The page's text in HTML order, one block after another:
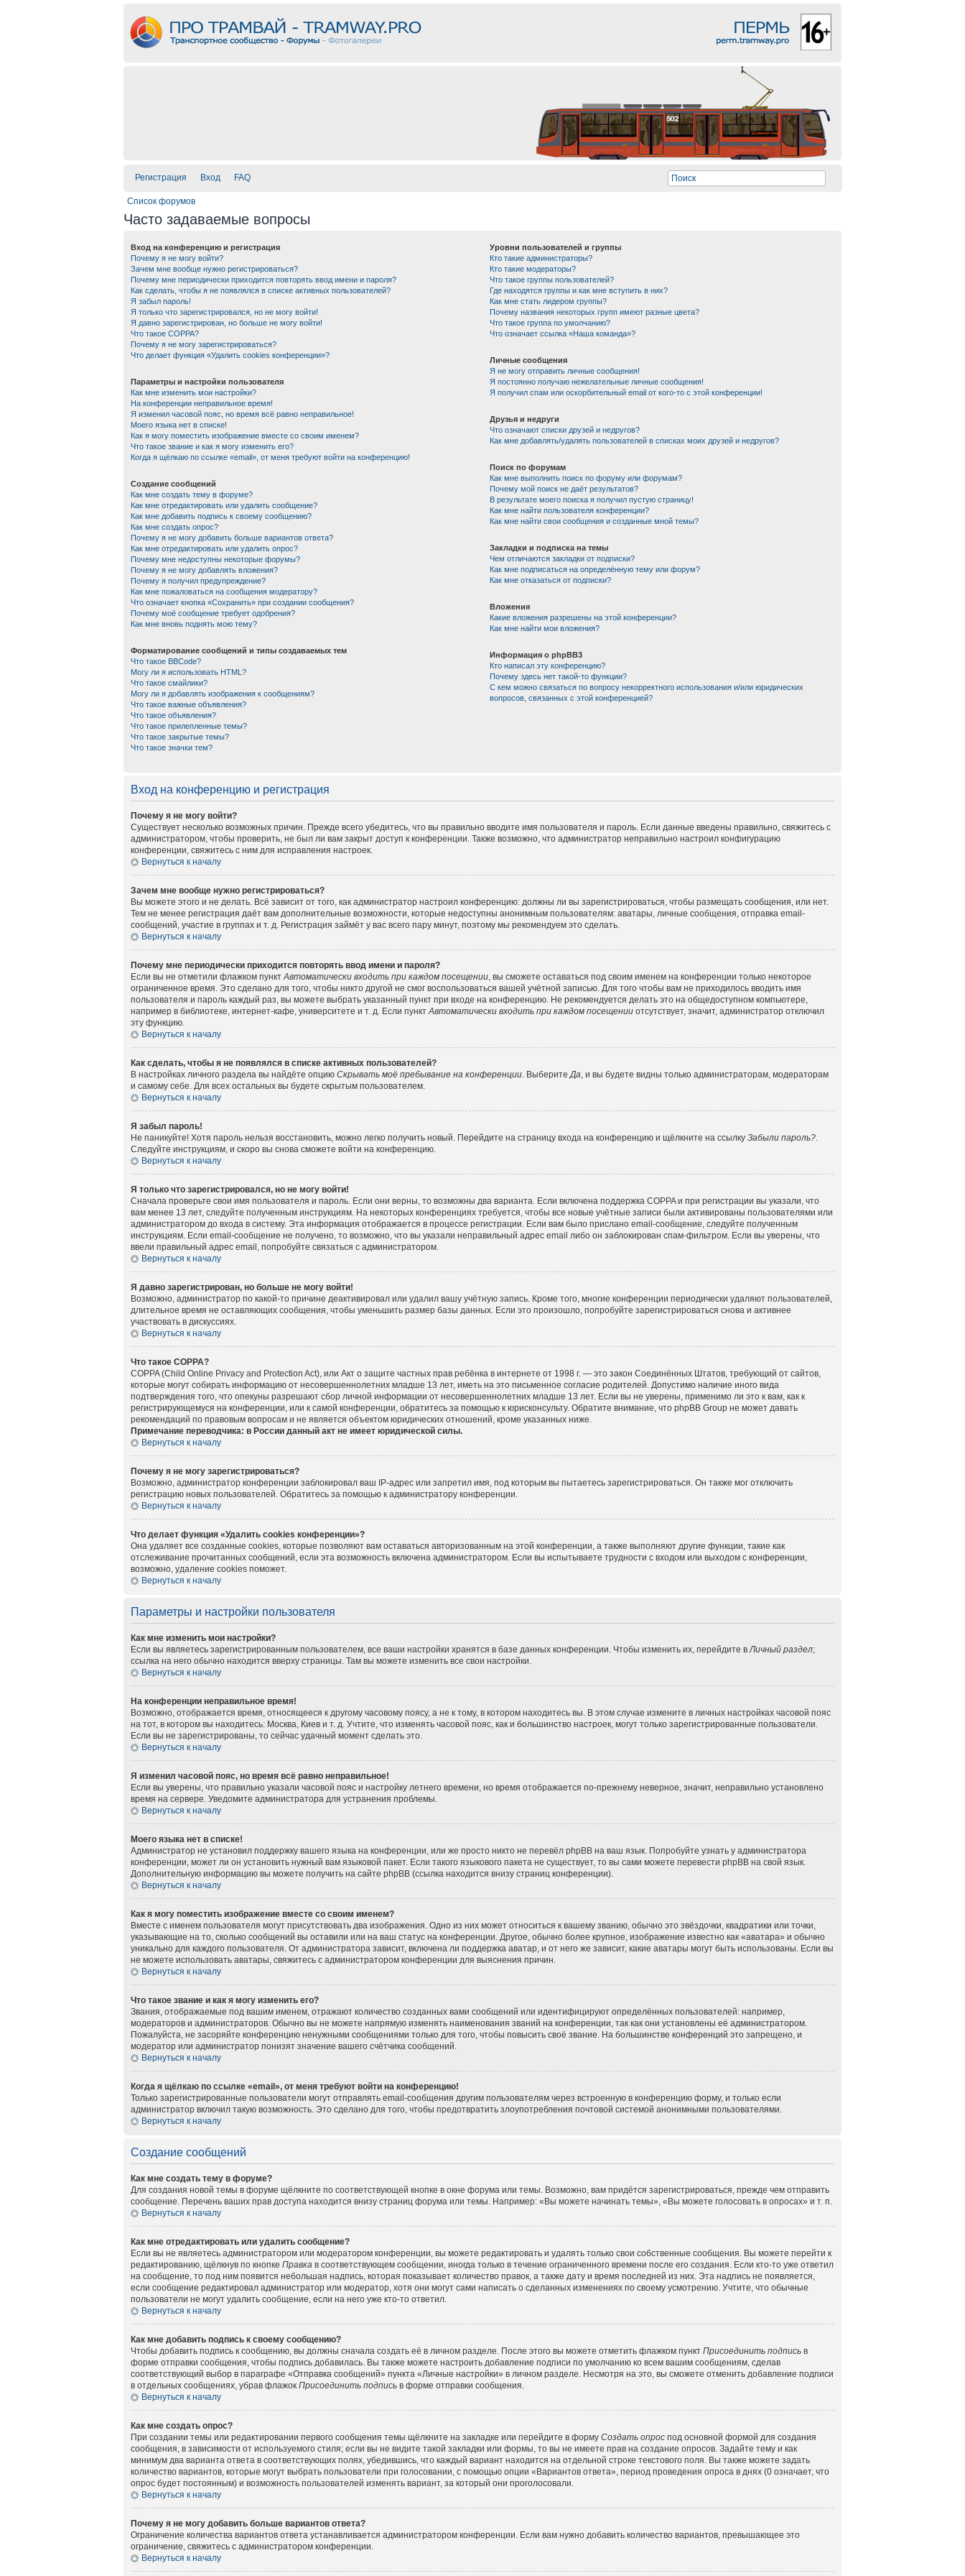
Регистрация Вход FAQ
Список форумов
Часто задаваемые вопросы
Вход на конференцию и регистрация
Почему я не могу войти?
Зачем мне вообще нужно регистрироваться?
Почему мне периодически приходится повторять ввод имени и пароля?
Как сделать, чтобы я не появлялся в списке активных пользователей?
Я забыл пароль!
Я только что зарегистрировался, но не могу войти!
Я давно зарегистрирован, но больше не могу войти!
Что такое COPPA?
Почему я не могу зарегистрироваться?
Что делает функция «Удалить cookies конференции»?
Параметры и настройки пользователя
Как мне изменить мои настройки?
На конференции неправильное время!
Я изменил часовой пояс, но время всё равно неправильное!
Моего языка нет в списке!
Как я могу поместить изображение вместе со своим именем?
Что такое звание и как я могу изменить его?
Когда я щёлкаю по ссылке «email», от меня требуют войти на конференцию!
Создание сообщений
Как мне создать тему в форуме?
Как мне отредактировать или удалить сообщение?
Как мне добавить подпись к своему сообщению?
Как мне создать опрос?
Почему я не могу добавить больше вариантов ответа?
Как мне отредактировать или удалить опрос?
Почему мне недоступны некоторые форумы?
Почему я не могу добавлять вложения?
Почему я получил предупреждение?
Как мне пожаловаться на сообщения модератору?
Что означает кнопка «Сохранить» при создании сообщения?
Почему моё сообщение требует одобрения?
Как мне вновь поднять мою тему?
Форматирование сообщений и типы создаваемых тем
Что такое BBCode?
Могу ли я использовать HTML?
Что такое смайлики?
Могу ли я добавлять изображения к сообщениям?
Что такое важные объявления?
Что такое объявления?
Что такое прилепленные темы?
Что такое закрытые темы?
Что такое значки тем?
Уровни пользователей и группы
Кто такие администраторы?
Кто такие модераторы?
Что такое группы пользователей?
Где находятся группы и как мне вступить в них?
Как мне стать лидером группы?
Почему названия некоторых групп имеют разные цвета?
Что такое группа по умолчанию?
Что означает ссылка «Наша команда»?
Личные сообщения
Я не могу отправить личные сообщения!
Я постоянно получаю нежелательные личные сообщения!
Я получил спам или оскорбительный email от кого-то с этой конференции!
Друзья и недруги
Что означают списки друзей и недругов?
Как мне добавлять/удалять пользователей в списках моих друзей и недругов?
Поиск по форумам
Как мне выполнить поиск по форуму или форумам?
Почему мой поиск не даёт результатов?
В результате моего поиска я получил пустую страницу!
Как мне найти пользователя конференции?
Как мне найти свои сообщения и созданные мной темы?
Закладки и подписка на темы
Чем отличаются закладки от подписки?
Как мне подписаться на определённую тему или форум?
Как мне отказаться от подписки?
Вложения
Какие вложения разрешены на этой конференции?
Как мне найти мои вложения?
Информация о phpBB3
Кто написал эту конференцию?
Почему здесь нет такой-то функции?
С кем можно связаться по вопросу некорректного использования и/или юридических
вопросов, связанных с этой конференцией?
Вход на конференцию и регистрация
Почему я не могу войти?
Существует несколько возможных причин. Прежде всего убедитесь, что вы правильно вводите имя пользователя и пароль. Если данные введены правильно, свяжитесь с
администратором, чтобы проверить, не был ли вам закрыт доступ к конференции. Также возможно, что администратор неправильно настроил конфигурацию
конференции, свяжитесь с ним для исправления настроек.
Вернуться к началу
Зачем мне вообще нужно регистрироваться?
Вы можете этого и не делать. Всё зависит от того, как администратор настроил конференцию: должны ли вы зарегистрироваться, чтобы размещать сообщения, или нет.
Тем не менее регистрация даёт вам дополнительные возможности, которые недоступны анонимным пользователям: аватары, личные сообщения, отправка email-
сообщений, участие в группах и т. д. Регистрация займёт у вас всего пару минут, поэтому мы рекомендуем это сделать.
Вернуться к началу
Почему мне периодически приходится повторять ввод имени и пароля?
Если вы не отметили флажком пунктАвтоматически входить при каждом посещении, вы сможете оставаться под своим именем на конференции только некоторое
ограниченное время. Это сделано для того, чтобы никто другой не смог воспользоваться вашей учётной записью. Для того чтобы вам не приходилось вводить имя
пользователя и пароль каждый раз, вы можете выбрать указанный пункт при входе на конференцию. Не рекомендуется делать это на общедоступном компьютере,
например в библиотеке, интернет-кафе, университете и т. д. Если пунктАвтоматически входить при каждом посещении отсутствует, значит, администратор отключил
эту функцию.
Вернуться к началу
Как сделать, чтобы я не появлялся в списке активных пользователей?
В настройках личного раздела вы найдёте опцию Скрывать моё пребывание на конференции. ВыберитеДа, и вы будете видны только администраторам, модераторам
и самому себе. Для всех остальных вы будете скрытым пользователем.
Вернуться к началу
Я забыл пароль!
Не паникуйте! Хотя пароль нельзя восстановить, можно легко получить новый. Перейдите на страницу входа на конференцию и щёлкните на ссылку Забыли пароль?.
Следуйте инструкциям, и скоро вы снова сможете войти на конференцию.
Вернуться к началу
Я только что зарегистрировался, но не могу войти!
Сначала проверьте свои имя пользователя и пароль. Если они верны, то возможны два варианта. Если включена поддержка COPPA и при регистрации вы указали, что
вам менее 13 лет, следуйте полученным инструкциям. На некоторых конференциях требуется, чтобы все новые учётные записи были активированы пользователями или
администратором до входа в систему. Эта информация отображается в процессе регистрации. Если вам было прислано email-сообщение, следуйте полученным
инструкциям. Если email-сообщение не получено, то возможно, что вы указали неправильный адрес email либо он заблокирован спам-фильтром. Если вы уверены, что
ввели правильный адрес email, попробуйте связаться с администратором.
Вернуться к началу
Я давно зарегистрирован, но больше не могу войти!
Возможно, администратор по какой-то причине деактивировал или удалил вашу учётную запись. Кроме того, многие конференции периодически удаляют пользователей,
длительное время не оставляющих сообщения, чтобы уменьшить размер базы данных. Если это произошло, попробуйте зарегистрироваться снова и активнее
участвовать в дискуссиях.
Вернуться к началу
Что такое COPPA?
COPPA (Child Online Privacy and Protection Act), или Акт о защите частных прав ребёнка в интернете от 1998 г. — это закон Соединённых Штатов, требующий от сайтов,
которые могут собирать информацию от несовершеннолетних младше 13 лет, иметь на это письменное согласие родителей. Допустимо наличие иного вида
подтверждения того, что опекуны разрешают сбор личной информации от несовершеннолетних младше 13 лет. Если вы не уверены, применимо ли это к вам, как к
регистрирующемуся на конференции, или к самой конференции, обратитесь за помощью к юрисконсульту. Обратите внимание, что phpBB Group не может давать
рекомендаций по правовым вопросам и не является объектом юридических отношений, кроме указанных ниже.
Примечание переводчика: в России данный акт не имеет юридической силы.
Вернуться к началу
Почему я не могу зарегистрироваться?
Возможно, администратор конференции заблокировал ваш IP-адрес или запретил имя, под которым вы пытаетесь зарегистрироваться. Он также мог отключить
регистрацию новых пользователей. Обратитесь за помощью к администратору конференции.
Вернуться к началу
Что делает функция «Удалить cookies конференции»?
Она удаляет все созданные cookies, которые позволяют вам оставаться авторизованным на этой конференции, а также выполняют другие функции, такие как
отслеживание прочитанных сообщений, если эта возможность включена администратором. Если вы испытываете трудности с входом или выходом с конференции,
возможно, удаление cookies поможет.
Вернуться к началу
Параметры и настройки пользователя
Как мне изменить мои настройки?
Если вы являетесь зарегистрированным пользователем, все ваши настройки хранятся в базе данных конференции. Чтобы изменить их, перейдите вЛичный раздел;
ссылка на него обычно находится вверху страницы. Там вы можете изменить все свои настройки.
Вернуться к началу
На конференции неправильное время!
Возможно, отображается время, относящееся к другому часовому поясу, а не к тому, в котором находитесь вы. В этом случае измените в личных настройках часовой пояс
на тот, в котором вы находитесь: Москва, Киев и т. д. Учтите, что изменять часовой пояс, как и большинство настроек, могут только зарегистрированные пользователи.
Если вы не зарегистрированы, то сейчас удачный момент сделать это.
Вернуться к началу
Я изменил часовой пояс, но время всё равно неправильное!
Если вы уверены, что правильно указали часовой пояс и настройку летнего времени, но время отображается по-прежнему неверное, значит, неправильно установлено
время на сервере. Уведомите администратора для устранения проблемы.
Вернуться к началу
Моего языка нет в списке!
Администратор не установил поддержку вашего языка на конференции, или же просто никто не перевёл phpBB на ваш язык. Попробуйте узнать у администратора
конференции, может ли он установить нужный вам языковой пакет. Если такого языкового пакета не существует, то вы сами можете перевести phpBB на свой язык.
Дополнительную информацию вы можете получить на сайте phpBB (ссылка находится внизу страниц конференции).
Вернуться к началу
Как я могу поместить изображение вместе со своим именем?
Вместе с именем пользователя могут присутствовать два изображения. Одно из них может относиться к вашему званию, обычно это звёздочки, квадратики или точки,
указывающие на то, сколько сообщений вы оставили или на ваш статус на конференции. Другое, обычно более крупное, изображение известно как «аватара» и обычно
уникально для каждого пользователя. От администратора зависит, включена ли поддержка аватар, и от него же зависит, какие аватары могут быть использованы. Если вы
не можете использовать аватары, свяжитесь с администратором конференции для выяснения причин.
Вернуться к началу
Что такое звание и как я могу изменить его?
Звания, отображаемые под вашим именем, отражают количество созданных вами сообщений или идентифицируют определённых пользователей: например,
модераторов и администраторов. Обычно вы не можете напрямую изменять наименования званий на конференции, так как они установлены её администратором.
Пожалуйста, не засоряйте конференцию ненужными сообщениями только для того, чтобы повысить своё звание. На большинстве конференций это запрещено, и
модератор или администратор понизят значение вашего счётчика сообщений.
Вернуться к началу
Когда я щёлкаю по ссылке «email», от меня требуют войти на конференцию!
Только зарегистрированные пользователи могут отправлять email-сообщения другим пользователям через встроенную в конференцию форму, и только если
администратор включил такую возможность. Это сделано для того, чтобы предотвратить злоупотребления почтовой системой анонимными пользователями.
Вернуться к началу
Создание сообщений
Как мне создать тему в форуме?
Для создания новой темы в форуме щёлкните по соответствующей кнопке в окне форума или темы. Возможно, вам придётся зарегистрироваться, прежде чем отправить
сообщение. Перечень ваших прав доступа находится внизу страниц форума или темы. Например: «Вы можете начинать темы», «Вы можете голосовать в опросах» и т. п.
Вернуться к началу
Как мне отредактировать или удалить сообщение?
Если вы не являетесь администратором или модератором конференции, вы можете редактировать и удалять только свои собственные сообщения. Вы можете перейти к
редактированию, щёлкнув по кнопке Правка в соответствующем сообщении, иногда только в течение ограниченного времени после его создания. Если кто-то уже ответил
на сообщение, то под ним появится небольшая надпись, которая показывает количество правок, а также дату и время последней из них. Эта надпись не появляется,
если сообщение редактировал администратор или модератор, хотя они могут сами написать о сделанных изменениях по своему усмотрению. Учтите, что обычные
пользователи не могут удалить сообщение, если на него уже кто-то ответил.
Вернуться к началу
Как мне добавить подпись к своему сообщению?
Чтобы добавить подпись к сообщению, вы должны сначала создать её в личном разделе. После этого вы можете отметить флажком пункт Присоединить подпись в
форме отправки сообщения, чтобы подпись добавилась. Вы также можете настроить добавление подписи по умолчанию ко всем вашим сообщениям, сделав
соответствующий выбор в параграфе «Отправка сообщений» пункта «Личные настройки» в личном разделе. Несмотря на это, вы сможете отменить добавление подписи
в отдельных сообщениях, убрав флажок Присоединить подпись в форме отправки сообщения.
Вернуться к началу
Как мне создать опрос?
При создании темы или редактировании первого сообщения темы щёлкните на закладке или перейдите в форму Создать опрос под основной формой для создания
сообщения, в зависимости от используемого стиля; если вы не видите такой закладки или формы, то вы не имеете прав на создание опросов. Задайте тему и как
минимум два варианта ответа в соответствующих полях, убедившись, что каждый вариант находится на отдельной строке текстового поля. Вы также можете задать
количество вариантов, которые могут выбрать пользователи при голосовании, с помощью опции «Вариантов ответа», период проведения опроса в днях (0 означает, что
опрос будет постоянным) и возможность пользователей изменять вариант, за который они проголосовали.
Вернуться к началу
Почему я не могу добавить больше вариантов ответа?
Ограничение количества вариантов ответа устанавливается администратором конференции. Если вам нужно добавить количество вариантов, превышающее это
ограничение, свяжитесь с администратором конференции.
Вернуться к началу